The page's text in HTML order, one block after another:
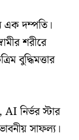
এক দম্পতি।
শরীরে
বুদ্ধিমত্তার
AI নির্ভর স্টার
সাফল্য।